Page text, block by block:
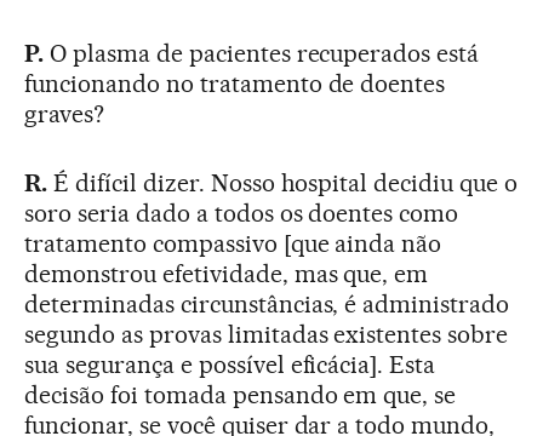
P.O plasma de pacientes recuperados está
funcionando no tratamento de doentes
graves?
R.É difícil dizer. Nosso hospital decidiu que o
soro seria dado a todos os doentes como
tratamento compassivo [que ainda não
demonstrou efetividade, mas que, em
determinadas circunstâncias, é administrado
segundo as provas limitadas existentes sobre
sua segurança e possível eficácia]. Esta
decisão foi tomada pensando em que, se
funcionar, se você quiser dar a todo mundo,